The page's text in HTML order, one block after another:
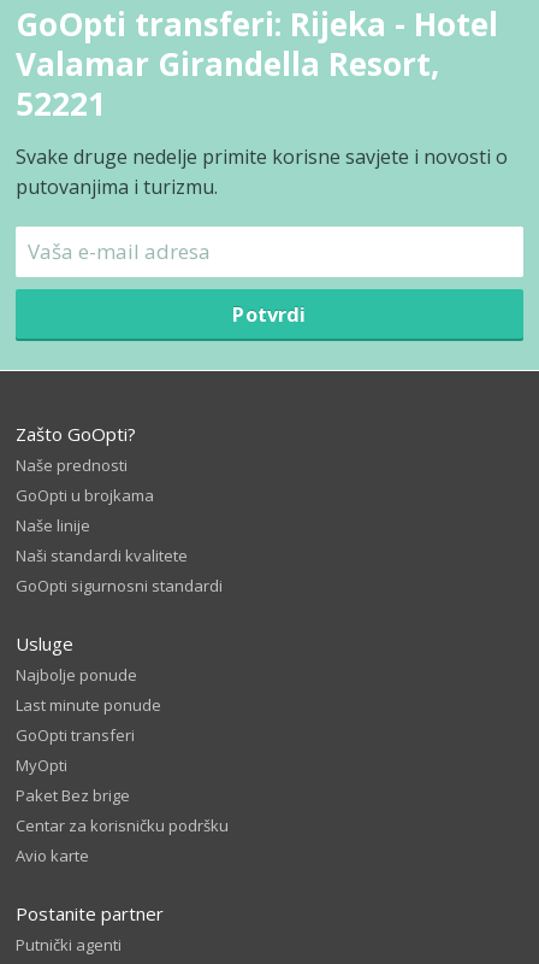
GoOpti transferi: Rijeka - Hotel
Valamar Girandella Resort,
52221
Svake druge nedelje primite korisne savjete i novosti o
putovanjima i turizmu.
Potvrdi
Zašto GoOpti?
Naše prednosti
GoOpti u brojkama
Naše linije
Naši standardi kvalitete
GoOpti sigurnosni standardi
Usluge
Najbolje ponude
Last minute ponude
GoOpti transferi
MyOpti
Paket Bez brige
Centar za korisničku podršku
Avio karte
Postanite partner
Putnički agenti